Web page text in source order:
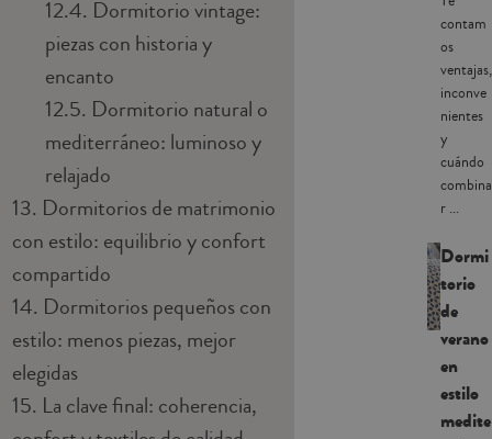
12.4. Dormitorio vintage:
piezas con historia y
encanto
12.5. Dormitorio natural o
mediterráneo: luminoso y
relajado
13. Dormitorios de matrimonio
con estilo: equilibrio y confort
compartido
14. Dormitorios pequeños con
estilo: menos piezas, mejor
elegidas
15. La clave final: coherencia,
contam
os
ventajas,
inconve
nientes
y
cuándo
combina
r ...
Dormi
torio
de
verano
en
estilo
medite